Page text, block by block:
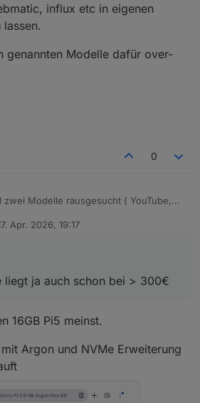
influx etc in eigenen
genannten Modelle dafür over-
0
zwei Modelle rausgesucht ( YouTube,
i3 32gb : 349€
liegt ja auch schon bei > 300€
inzwischen auf Mini pc und Proxmox
Apr. 2026, 19:17
von
liegt ja auch schon bei > 300€
16GB Pi5 meinst.
Argon und NVMe Erweiterung